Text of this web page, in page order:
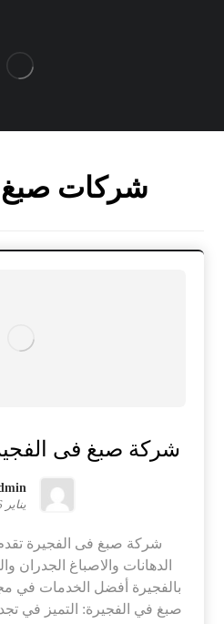
شركات صبغ
شركة صبغ فى الفجيرة
يناير 6, 2025
شركة صبغ فى الفجيرة
الدهانات والاصباغ الجدران
بالفجيرة أفضل الخدمات في
صبغ في الفجيرة: التميز في